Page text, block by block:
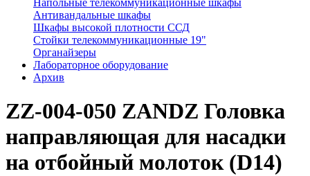
Антивандальные шкафы
Шкафы высокой плотности ССД
Стойки телекоммуникационные 19"
Органайзеры
Лабораторное оборудование
Архив
ZZ-004-050 ZANDZ Головка
направляющая для насадки
на отбойный молоток (D14)